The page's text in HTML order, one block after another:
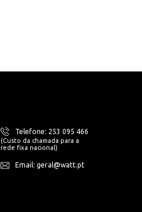
Telefone: 253 095 466
(Custo da chamada para a
rede fixa nacional)
Email: geral@watt.pt